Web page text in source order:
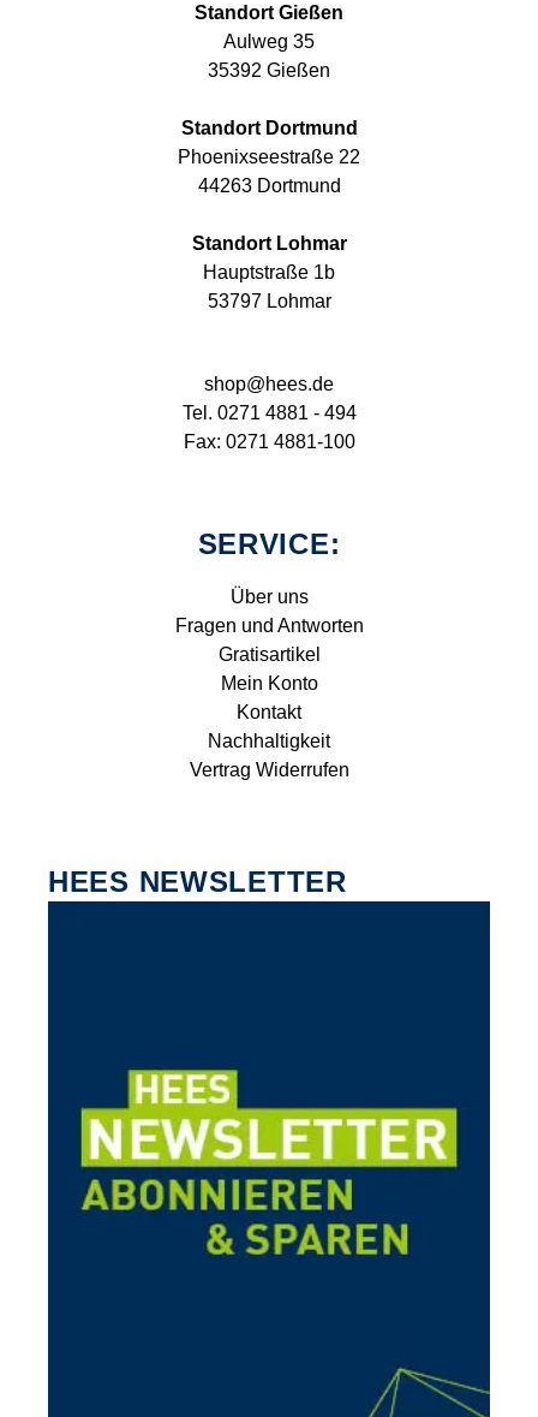
Standort Gießen
Aulweg 35
35392 Gießen
Standort Dortmund
Phoenixseestraße 22
44263 Dortmund
Standort Lohmar
Hauptstraße 1b
53797 Lohmar
shop@hees.de
Tel. 0271 4881 - 494
Fax: 0271 4881-100
SERVICE:
Über uns
Fragen und Antworten
Gratisartikel
Mein Konto
Kontakt
Nachhaltigkeit
Vertrag Widerrufen
HEES NEWSLETTER